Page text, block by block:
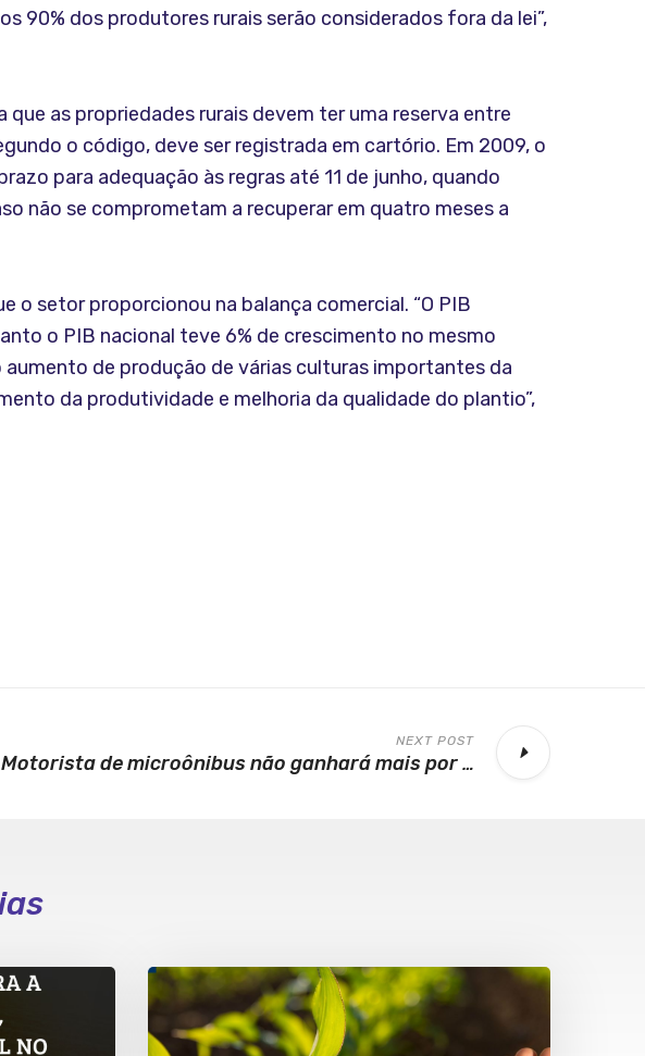
90% dos produtores rurais serão considerados fora da lei”,
as propriedades rurais devem ter uma reserva entre
o código, deve ser registrada em cartório. Em 2009, o
para adequação às regras até 11 de junho, quando
não se comprometam a recuperar em quatro meses a
o setor proporcionou na balança comercial. “O PIB
o PIB nacional teve 6% de crescimento no mesmo
de produção de várias culturas importantes da
da produtividade e melhoria da qualidade do plantio”,
NEXT POST
Motorista de microônibus não ganhará mais por ser também cobrador